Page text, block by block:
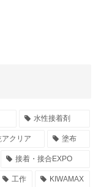
水性接着剤
アクリア 塗布
接着・接合EXPO
工作 KIWAMAX